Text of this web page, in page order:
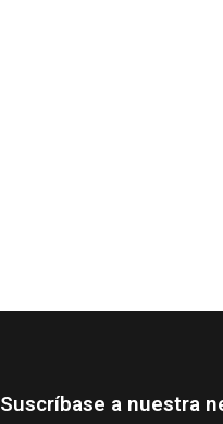
Suscríbase a nuestra